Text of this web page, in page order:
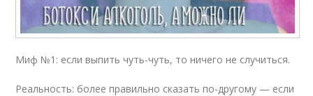
Миф №1: если выпить чуть-чуть, то ничего не случиться.
Реальность: более правильно сказать по-другому — если